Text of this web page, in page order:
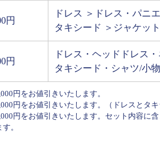
円
ドレス ＞ドレス・パニ
タキシード ＞ジャケッ
円
ドレス・ヘッドドレス
タキシード・シャツ/小
円をお値引きいたします。
円をお値引きいたします。（ドレスとタキ
円をお値引きいたします。セット内容に
。